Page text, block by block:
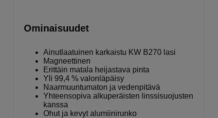
Ominaisuudet
Ainutlaatuinen karkaistu KW B270 lasi
Magneettinen
Erittäin matala heijastava pinta
Yli 99,4 % valonläpäisy
Naarmuuntumaton ja vedenpitävä
Yhteensopiva alkuperäisten linssisuojusten
kanssa
Ohut ja kevyt alumiinirunko